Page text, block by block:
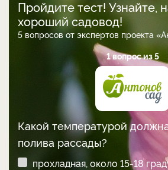
Пройдите тест! Узнайте,
хороший садовод!
5 вопросов от экспертов проекта
1 вопрос из 5
Какой температурой
полива рассады?
прохладная, около 15-18